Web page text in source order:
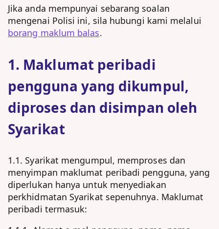
Jika anda mempunyai sebarang soalan
mengenai Polisi ini, sila hubungi kami melalui
borang maklum balas.
1. Maklumat peribadi
pengguna yang dikumpul,
diproses dan disimpan oleh
Syarikat
1.1. Syarikat mengumpul, memproses dan
menyimpan maklumat peribadi pengguna, yang
diperlukan hanya untuk menyediakan
perkhidmatan Syarikat sepenuhnya. Maklumat
peribadi termasuk: